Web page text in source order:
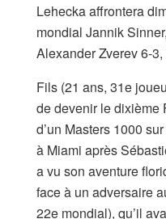
Lehecka affrontera
mondial Jannik
Alexander Zverev 6-3,
Fils (21 ans, 31e
de devenir le dixième
d’un Masters 1000
à Miami après
a vu son aventure
face à un adversaire
22e mondial), qu’il